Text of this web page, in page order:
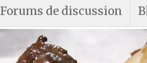
Forums de discussion